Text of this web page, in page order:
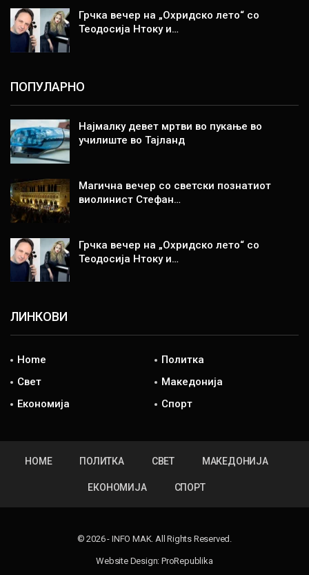
Грчка вечер на „Охридско лето“ со
Теодосија Нтоку и…
ПОПУЛАРНО
Најмалку девет мртви во пукање во
училиште во Тајланд
Магична вечер со светски познатиот
виолинист Стефан…
Грчка вечер на „Охридско лето“ со
Теодосија Нтоку и…
ЛИНКОВИ
Home
Политка
Свет
Македонија
Економија
Спорт
HOME ПОЛИТКА СВЕТ МАКЕДОНИЈА
ЕКОНОМИЈА СПОРТ
© 2026 - INFO MAK. All Rights Reserved.
Website Design:ProRepublika